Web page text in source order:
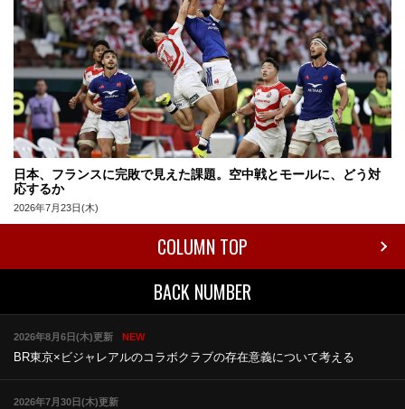
日本、フランスに完敗で見えた課題。空中戦とモールに、どう対
応するか
2026年7月23日(木)
COLUMN TOP
BACK NUMBER
2026年8月6日(木)更新 NEW
BR東京×ビジャレアルのコラボクラブの存在意義について考える
2026年7月30日(木)更新